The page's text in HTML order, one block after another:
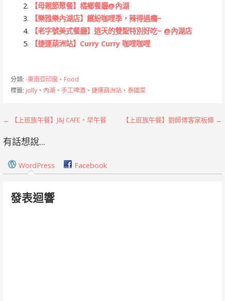
【母親節聚餐】橘鄉餐廳@內湖
【樂雅樂內湖店】繽紛咖哩季，辣得過癮~
【老字號美式餐廳】這天的雙聖特別好吃~ @內湖店
【捷運葫洲站】Curry Curry 咖哩咖哩
分類: -東南亞印度、 Food
標籤: jolly、 內湖 、 手工啤酒、 捷運葫洲站、 泰國菜
文
章
導
覽
← 【上班族午餐】J&J CAFE，早午餐 【上班族午餐】劉師傅客家板條 →
有話想說...
WordPress Facebook
發表迴響